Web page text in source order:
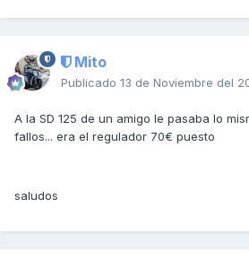
Mito
Publicado 13 de Noviembre del
A la SD 125 de un amigo le pasaba lo
fallos... era el regulador 70€ puesto
saludos